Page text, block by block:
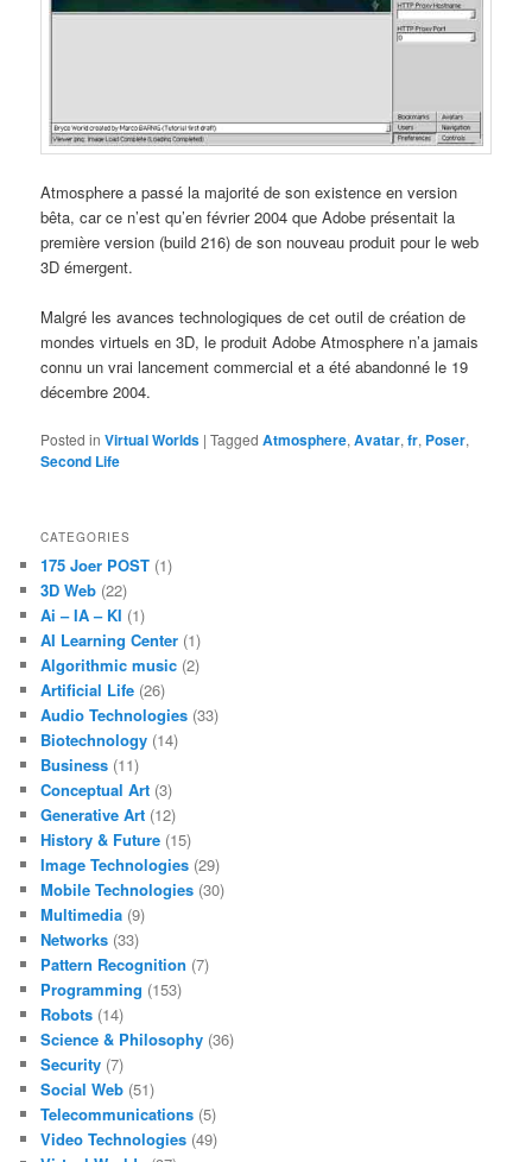
Atmosphere a passé la majorité de son existence en version
bêta, car ce n’est qu’en février 2004 que Adobe présentait la
première version (build 216) de son nouveau produit pour le web
3D émergent.
Malgré les avances technologiques de cet outil de création de
mondes virtuels en 3D, le produit Adobe Atmosphere n’a jamais
connu un vrai lancement commercial et a été abandonné le 19
décembre 2004.
Posted in Virtual Worlds |Tagged Atmosphere,Avatar,fr, Poser,
Second Life
CATEGORIES
175 Joer POST (1)
3D Web (22)
Ai – IA – KI (1)
AI Learning Center (1)
Algorithmic music (2)
Artificial Life (26)
Audio Technologies (33)
Biotechnology (14)
Business (11)
Conceptual Art (3)
Generative Art (12)
History & Future (15)
Image Technologies (29)
Mobile Technologies (30)
Multimedia (9)
Networks (33)
Pattern Recognition (7)
Programming (153)
Robots (14)
Science & Philosophy (36)
Security (7)
Social Web (51)
Telecommunications (5)
Video Technologies (49)